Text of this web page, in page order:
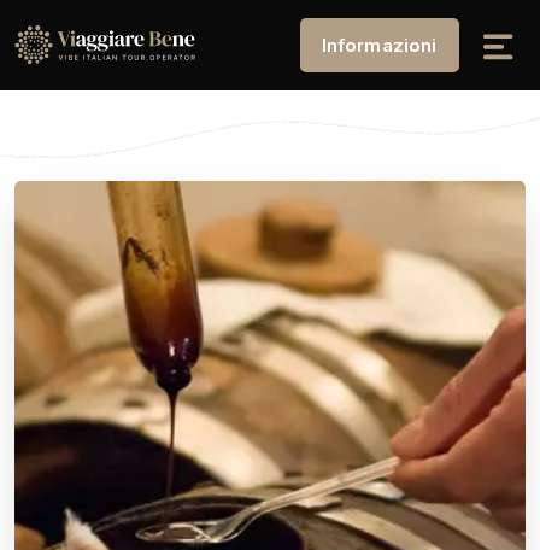
Informazioni